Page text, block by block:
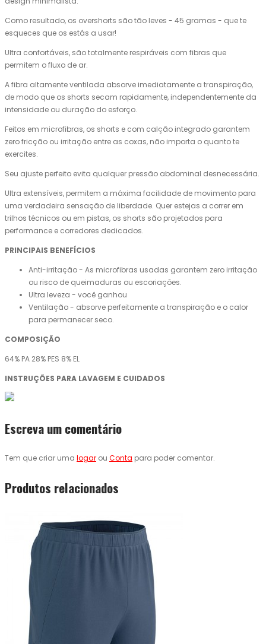
Como resultado, os overshorts são tão leves - 45 gramas - que te
esqueces que os estás a usar!
Ultra confortáveis, são totalmente respiráveis com fibras que
permitem o fluxo de ar.
A fibra altamente ventilada absorve imediatamente a transpiração,
de modo que os shorts secam rapidamente, independentemente da
intensidade ou duração do esforço.
Feitos em microfibras, os shorts e com calção integrado garantem
zero fricção ou irritação entre as coxas, não importa o quanto te
exercites.
Seu ajuste perfeito evita qualquer pressão abdominal desnecessária.
Ultra extensíveis, permitem a máxima facilidade de movimento para
uma verdadeira sensação de liberdade. Quer estejas a correr em
trilhos técnicos ou em pistas, os shorts são projetados para
performance e corredores dedicados.
PRINCIPAIS BENEFÍCIOS
Anti-irritação - As microfibras usadas garantem zero irritação
ou risco de queimaduras ou escoriações.
Ultra leveza - você ganhou
Ventilação - absorve perfeitamente a transpiração e o calor
para permanecer seco.
COMPOSIÇÃO
64% PA 28% PES 8% EL
INSTRUÇÕES PARA LAVAGEM E CUIDADOS
Escreva um comentário
Tem que criar uma logar ou Conta para poder comentar.
Produtos relacionados